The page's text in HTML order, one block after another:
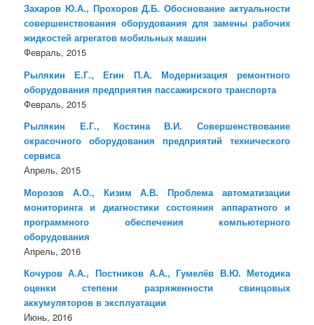
Захаров Ю.А., Прохоров Д.Б. Обоснование актуальности
совершенствования оборудования для замены рабочих
жидкостей агрегатов мобильных машин
Февраль, 2015
Рылякин Е.Г., Егин П.А. Модернизация ремонтного
оборудования предприятия пассажирского транспорта
Февраль, 2015
Рылякин Е.Г., Костина В.И. Совершенствование
окрасочного оборудования предприятий технического
сервиса
Апрель, 2015
Морозов А.О., Кизим А.В. Проблема автоматизации
мониторинга и диагностики состояния аппаратного и
программного обеспечения компьютерного
оборудования
Апрель, 2016
Кочуров А.А., Постников А.А., Гумелёв В.Ю. Методика
оценки степени разряженности свинцовых
аккумуляторов в эксплуатации
Июнь, 2016